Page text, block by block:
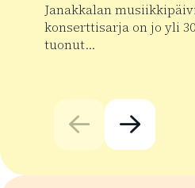
Janakkalan
konserttisarja on jo yli
tuonut…